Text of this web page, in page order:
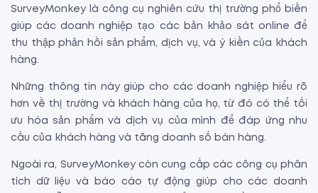
SurveyMonkey là công cụ nghiên cứu thị trường phổ biến
giúp các doanh nghiệp tạo các bản khảo sát online để
thu thập phản hồi sản phẩm, dịch vụ, và ý kiến ​​của khách
hàng.
Những thông tin này giúp cho các doanh nghiệp hiểu rõ
hơn về thị trường và khách hàng của họ, từ đó có thể tối
ưu hóa sản phẩm và dịch vụ của mình để đáp ứng nhu
cầu của khách hàng và tăng doanh số bán hàng.
Ngoài ra, SurveyMonkey còn cung cấp các công cụ phân
tích dữ liệu và báo cáo tự động giúp cho các doanh